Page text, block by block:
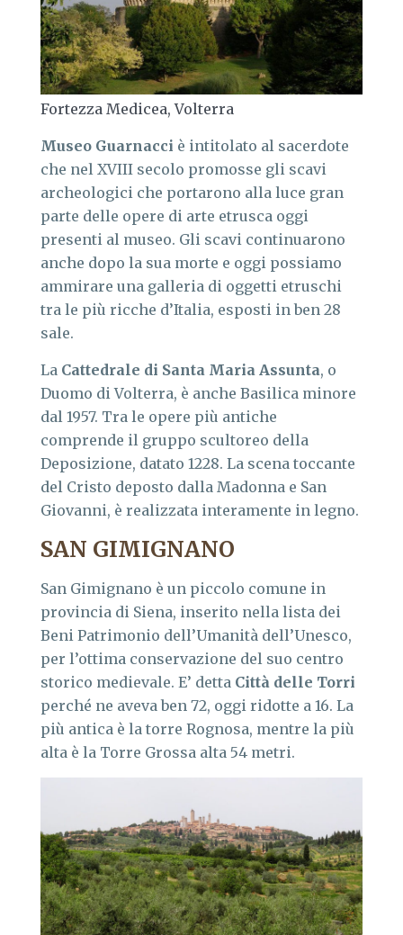
Fortezza Medicea, Volterra
Museo Guarnacci è intitolato al sacerdote
che nel XVIII secolo promosse gli scavi
archeologici che portarono alla luce gran
parte delle opere di arte etrusca oggi
presenti al museo. Gli scavi continuarono
anche dopo la sua morte e oggi possiamo
ammirare una galleria di oggetti etruschi
tra le più ricche d’Italia, esposti in ben 28
sale.
La Cattedrale di Santa Maria Assunta, o
Duomo di Volterra, è anche Basilica minore
dal 1957. Tra le opere più antiche
comprende il gruppo scultoreo della
Deposizione, datato 1228. La scena toccante
del Cristo deposto dalla Madonna e San
Giovanni, è realizzata interamente in legno.
SAN GIMIGNANO
San Gimignano è un piccolo comune in
provincia di Siena, inserito nella lista dei
Beni Patrimonio dell’Umanità dell’Unesco,
per l’ottima conservazione del suo centro
storico medievale. E’ detta Città delle Torri
perché ne aveva ben 72, oggi ridotte a 16. La
più antica è la torre Rognosa, mentre la più
alta è la Torre Grossa alta 54 metri.